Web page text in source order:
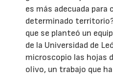
es más adecuada para
determinado
que se planteó un
de la Universidad de
microscopio las hojas
olivo, un trabajo que